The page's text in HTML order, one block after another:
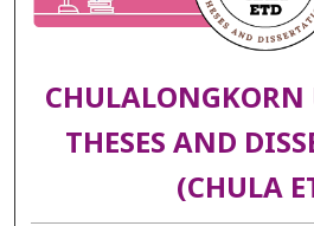
THESES AND
(CHULA